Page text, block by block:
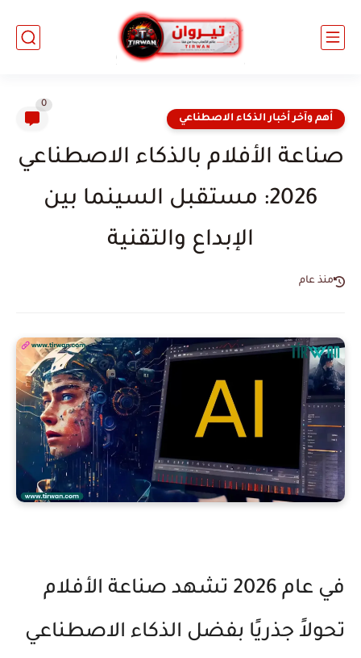
أهم وآخر أخبار الذكاء الاصطناعي
0
صناعة الأفلام بالذكاء الاصطناعي
2026: مستقبل السينما بين
الإبداع والتقنية
منذ عام
في عام 2026 تشهد صناعة الأفلام
تحولاً جذريًا بفضل الذكاء الاصطناعي